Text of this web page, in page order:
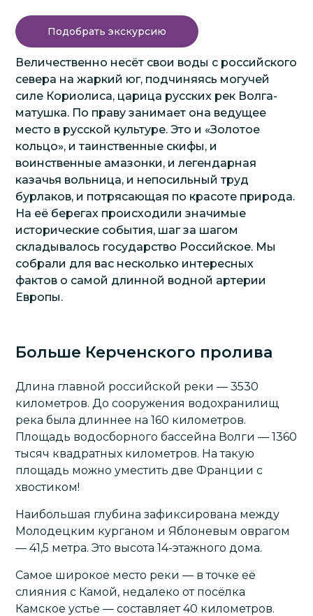
Подобрать экскурсию
Величественно несёт свои воды с российского
севера на жаркий юг, подчиняясь могучей
силе Кориолиса, царица русских рек Волга-
матушка. По праву занимает она ведущее
место в русской культуре. Это и «Золотое
кольцо», и таинственные скифы, и
воинственные амазонки, и легендарная
казачья вольница, и непосильный труд
бурлаков, и потрясающая по красоте природа.
На её берегах происходили значимые
исторические события, шаг за шагом
складывалось государство Российское. Мы
собрали для вас несколько интересных
фактов о самой длинной водной артерии
Европы.
Больше Керченского пролива
Длина главной российской реки — 3530
километров. До сооружения водохранилищ
река была длиннее на 160 километров.
Площадь водосборного бассейна Волги — 1360
тысяч квадратных километров. На такую
площадь можно уместить две Франции с
хвостиком!
Наибольшая глубина зафиксирована между
Молодецким курганом и Яблоневым оврагом
— 41,5 метра. Это высота 14-этажного дома.
Самое широкое место реки — в точке её
слияния с Камой, недалеко от посёлка
Камское устье — составляет 40 километров.